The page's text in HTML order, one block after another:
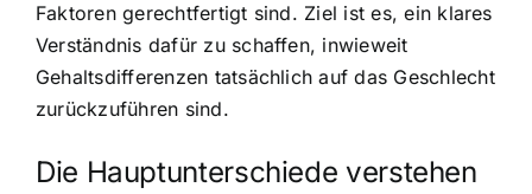
Faktoren gerechtfertigt sind. Ziel ist es, ein klares
Verständnis dafür zu schaffen, inwieweit
Gehaltsdifferenzen tatsächlich auf das Geschlecht
zurückzuführen sind.
Die Hauptunterschiede verstehen